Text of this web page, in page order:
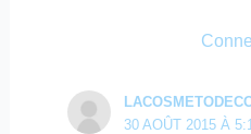
30 AOÛT 2015 À